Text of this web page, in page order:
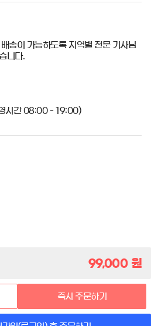
송이 가능하도록 지역별 전문 기사님
니다.
시간 08:00 - 19:00)
99,000원
즉시 주문하기